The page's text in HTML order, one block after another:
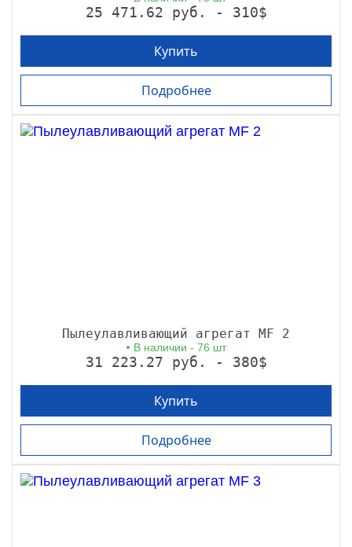
25 471.62 руб. - 310$
Купить
Подробнее
Пылеулавливающий агрегат MF 2
В наличии - 76 шт
31 223.27 руб. - 380$
Купить
Подробнее